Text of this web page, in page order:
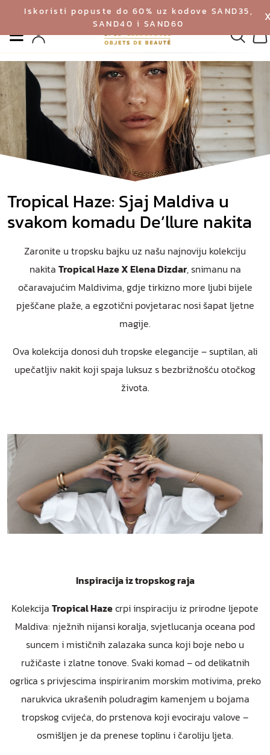
Iskoristi popuste do 60% uz kodove SAND35,
SAND40 i SAND60
Izbornik
Profil
Tropical Haze: Sjaj Maldiva u
svakom komadu De’llure nakita
Zaronite u tropsku bajku uz našu najnoviju kolekciju
nakita Tropical HazeX Elena Dizdar, snimanu na
očaravajućim Maldivima, gdje tirkizno more ljubi bijele
pješčane plaže, a egzotični povjetarac nosi šapat ljetne
magije.
Ova kolekcija donosi duh tropske elegancije – suptilan, ali
upečatljiv nakit koji spaja luksuz s bezbrižnošću otočkog
života.
Inspiracija iz tropskog raja
Kolekcija Tropical Hazecrpi inspiraciju iz prirodne ljepote
Maldiva: nježnih nijansi koralja, svjetlucanja oceana pod
suncem i mističnih zalazaka sunca koji boje nebo u
ružičaste i zlatne tonove. Svaki komad – od delikatnih
ogrlica s privjescima inspiriranim morskim motivima, preko
narukvica ukrašenih poludragim kamenjem u bojama
tropskog cvijeća, do prstenova koji evociraju valove –
osmišljen je da prenese toplinu i čaroliju ljeta.